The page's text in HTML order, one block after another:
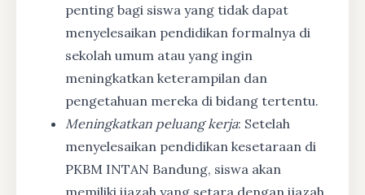
penting bagi siswa yang tidak dapat
menyelesaikan pendidikan formalnya di
sekolah umum atau yang ingin
meningkatkan keterampilan dan
pengetahuan mereka di bidang tertentu.
Meningkatkan peluang kerja: Setelah
menyelesaikan pendidikan kesetaraan di
PKBM INTAN Bandung, siswa akan
memiliki ijazah yang setara dengan ijazah